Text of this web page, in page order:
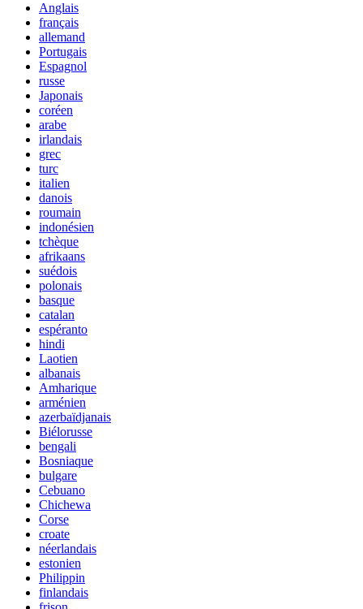
Anglais
français
allemand
Portugais
Espagnol
russe
Japonais
coréen
arabe
irlandais
grec
turc
italien
danois
roumain
indonésien
tchèque
afrikaans
suédois
polonais
basque
catalan
espéranto
hindi
Laotien
albanais
Amharique
arménien
azerbaïdjanais
Biélorusse
bengali
Bosniaque
bulgare
Cebuano
Chichewa
Corse
croate
néerlandais
estonien
Philippin
finlandais